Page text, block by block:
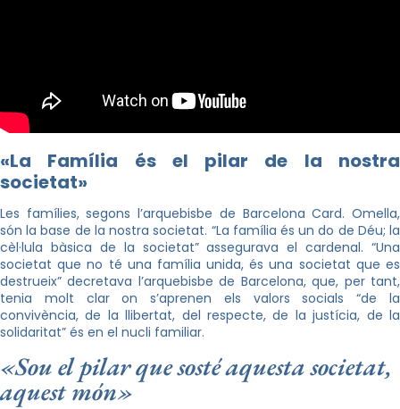
«La Família és el pilar de la nostra
societat»
Les famílies, segons l’arquebisbe de Barcelona Card. Omella,
són la base de la nostra societat. “La família és un do de Déu; la
cèl·lula bàsica de la societat” assegurava el cardenal. “Una
societat que no té una família unida, és una societat que es
destrueix” decretava l’arquebisbe de Barcelona, que, per tant,
tenia molt clar on s’aprenen els valors socials “de la
convivència, de la llibertat, del respecte, de la justícia, de la
solidaritat” és en el nucli familiar.
«Sou el pilar que sosté aquesta societat,
aquest món»